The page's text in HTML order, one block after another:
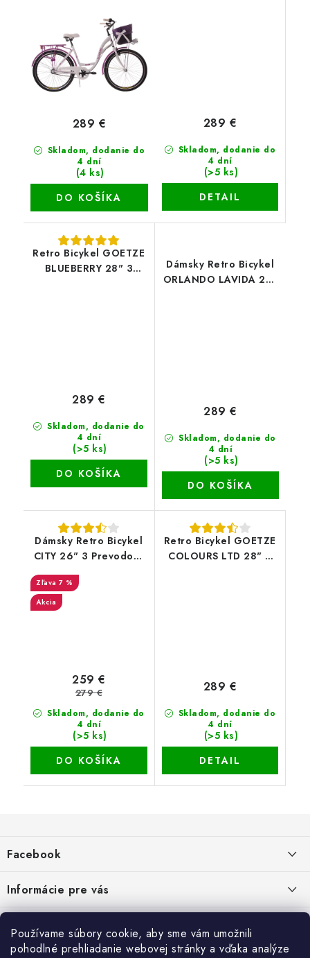
Používame súbory cookie, aby sme vám umožnili
pohodlné prehliadanie webovej stránky a vďaka analýze
Košík Grátis
Skladom, dodanie do
4 dní
(4 ks)
289 €
DO KOŠÍKA
Skladom, dodanie do
4 dní
(>5 ks)
289 €
DETAIL
Retro Bicykel GOETZE
BLUEBERRY 28" 3
Skladom, dodanie do
4 dní
(>5 ks)
289 €
DO KOŠÍKA
Dámsky Retro Bicykel
ORLANDO LAVIDA 28"
Skladom, dodanie do
4 dní
(>5 ks)
289 €
DO KOŠÍKA
Dámsky Retro Bicykel
CITY 26" 3 Prevodový
Košík Grátis
7 %
Akcia
Skladom, dodanie do
4 dní
(>5 ks)
259 €
279 €
DO KOŠÍKA
Retro Bicykel GOETZE
COLOURS LTD 28" 3
Skladom, dodanie do
4 dní
(>5 ks)
289 €
DETAIL
p
ä
t
i
Facebook
Informácie pre vás
Dopravné a platobné podmienky
Galéria od Zákaznikov
Blog
Krycie plachty, ešte lepšia kvalita
Obchodné podmienky Ochrana osobných údajov